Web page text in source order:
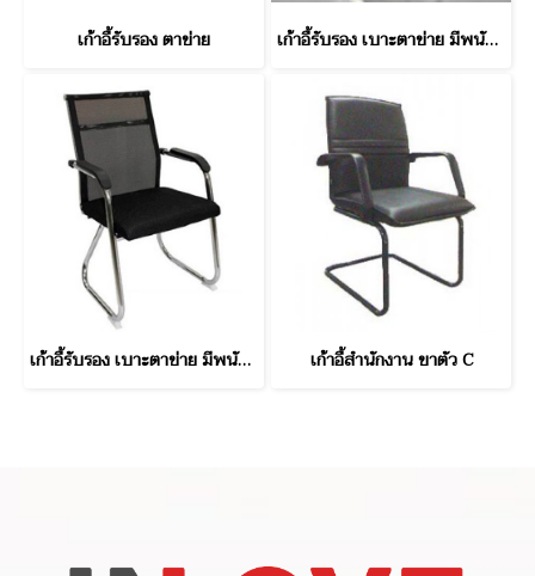
เก้าอี้รับรอง ตาข่าย เก้าอี้รับรอง เบาะตาข่าย มีพนักพิง ขา C
เก้าอี้รับรอง เบาะตาข่าย มีพนักพิง ขา C เก้าอี้สำนักงาน ขาตัว C